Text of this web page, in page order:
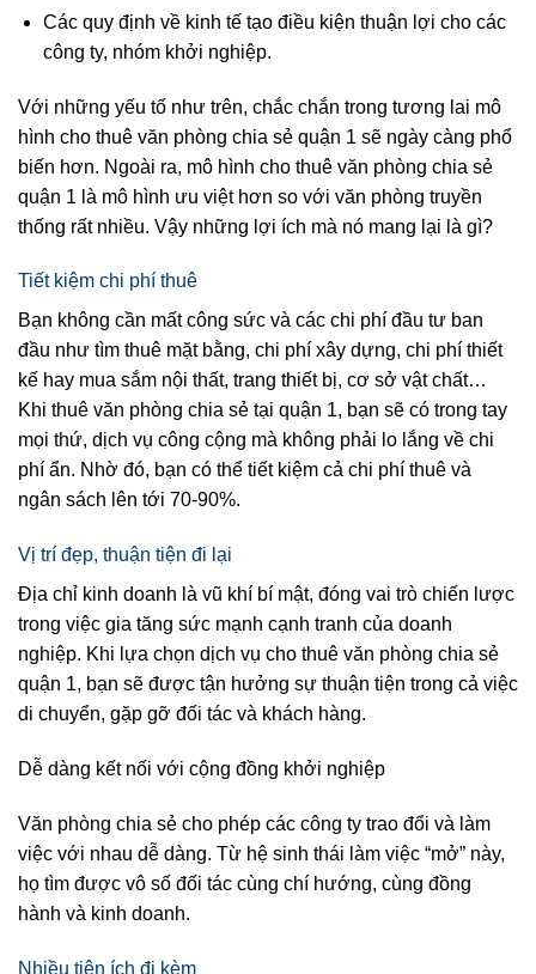
Các quy định về kinh tế tạo điều kiện thuận lợi cho các
công ty, nhóm khởi nghiệp.
Với những yếu tố như trên, chắc chắn trong tương lai mô
hình cho thuê văn phòng chia sẻ quận 1 sẽ ngày càng phổ
biến hơn. Ngoài ra, mô hình cho thuê văn phòng chia sẻ
quận 1 là mô hình ưu việt hơn so với văn phòng truyền
thống rất nhiều. Vậy những lợi ích mà nó mang lại là gì?
Tiết kiệm chi phí thuê
Bạn không cần mất công sức và các chi phí đầu tư ban
đầu như tìm thuê mặt bằng, chi phí xây dựng, chi phí thiết
kế hay mua sắm nội thất, trang thiết bị, cơ sở vật chất…
Khi thuê văn phòng chia sẻ tại quận 1, bạn sẽ có trong tay
mọi thứ, dịch vụ công cộng mà không phải lo lắng về chi
phí ẩn. Nhờ đó, bạn có thể tiết kiệm cả chi phí thuê và
ngân sách lên tới 70-90%.
Vị trí đẹp, thuận tiện đi lại
Địa chỉ kinh doanh là vũ khí bí mật, đóng vai trò chiến lược
trong việc gia tăng sức mạnh cạnh tranh của doanh
nghiệp. Khi lựa chọn dịch vụ cho thuê văn phòng chia sẻ
quận 1, bạn sẽ được tận hưởng sự thuận tiện trong cả việc
di chuyển, gặp gỡ đối tác và khách hàng.
Dễ dàng kết nối với cộng đồng khởi nghiệp
Văn phòng chia sẻ cho phép các công ty trao đổi và làm
việc với nhau dễ dàng. Từ hệ sinh thái làm việc “mở” này,
họ tìm được vô số đối tác cùng chí hướng, cùng đồng
hành và kinh doanh.
Nhiều tiện ích đi kèm